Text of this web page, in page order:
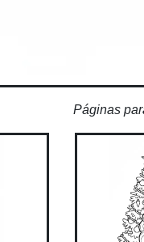
Páginas